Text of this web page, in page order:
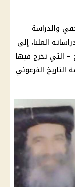
والدراسة
العليا، إلى
– التي تخرج فيها
الفرعوني